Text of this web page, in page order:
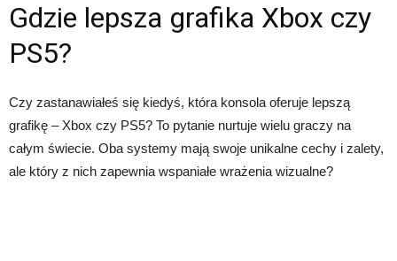
Gdzie lepsza grafika Xbox czy
PS5?
Czy zastanawiałeś się kiedyś, która konsola oferuje lepszą
grafikę – Xbox czy PS5? To pytanie nurtuje wielu graczy na
całym świecie. Oba systemy mają swoje unikalne cechy i zalety,
ale który z nich zapewnia wspaniałe wrażenia wizualne?